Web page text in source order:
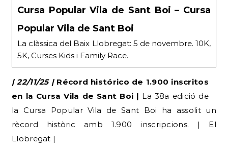
Cursa Popular Vila de Sant Boi – Cursa
Popular Vila de Sant Boi
La clàssica del Baix Llobregat: 5 de novembre. 10K,
5K, Curses Kids i Family Race.
| 22/11/25 |Récord histórico de 1.900 inscritos
en la Cursa Vila de Sant Boi | La 38a edició de
la Cursa Popular Vila de Sant Boi ha assolit un
rècord històric amb 1.900 inscripcions. | El
Llobregat |